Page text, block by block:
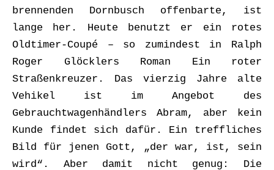
brennenden Dornbusch offenbarte, ist
lange her. Heute benutzt er ein rotes
Oldtimer-Coupé – so zumindest in Ralph
Roger Glöcklers Roman Ein roter
Straßenkreuzer. Das vierzig Jahre alte
Vehikel ist im Angebot des
Gebrauchtwagenhändlers Abram, aber kein
Kunde findet sich dafür. Ein treffliches
Bild für jenen Gott, „der war, ist, sein
wird“. Aber damit nicht genug: Die